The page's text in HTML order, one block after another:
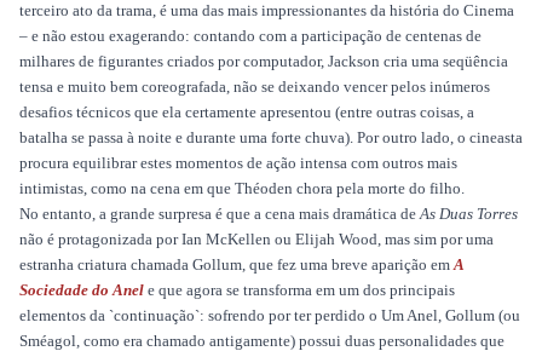
terceiro ato da trama, é uma das mais impressionantes da história do Cinema
– e não estou exagerando: contando com a participação de centenas de
milhares de figurantes criados por computador, Jackson cria uma seqüência
tensa e muito bem coreografada, não se deixando vencer pelos inúmeros
desafios técnicos que ela certamente apresentou (entre outras coisas, a
batalha se passa à noite e durante uma forte chuva). Por outro lado, o cineasta
procura equilibrar estes momentos de ação intensa com outros mais
intimistas, como na cena em que Théoden chora pela morte do filho.
No entanto, a grande surpresa é que a cena mais dramática deAs Duas Torres
não é protagonizada por Ian McKellen ou Elijah Wood, mas sim por uma
estranha criatura chamada Gollum, que fez uma breve aparição emA
Sociedade do Anel e que agora se transforma em um dos principais
elementos da `continuação`: sofrendo por ter perdido o Um Anel, Gollum (ou
Sméagol, como era chamado antigamente) possui duas personalidades que